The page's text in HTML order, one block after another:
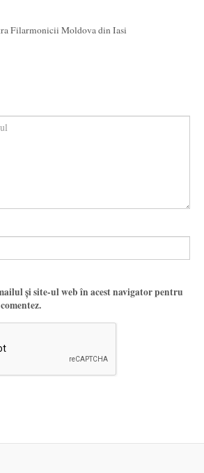
Filarmonicii Moldova din Iasi
și site-ul web în acest navigator pentru